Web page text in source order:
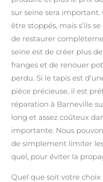
sur seine sera
être stoppés, mais s’ils
de restaurer
seine est de créer plus
franges et de renouer
perdu. Si le tapis est
pièce précieuse, il est
réparation à Barneville
long et assez coûteux
importante. Nous
de simplement limiter
quel, pour éviter la
Quel que soit votre choix